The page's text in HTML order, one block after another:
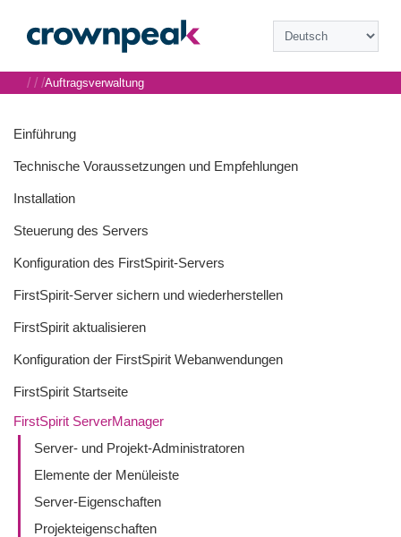
Einführung
Technische Voraussetzungen und Empfehlungen
Installation
Steuerung des Servers
Konfiguration des FirstSpirit-Servers
FirstSpirit-Server sichern und wiederherstellen
FirstSpirit aktualisieren
Konfiguration der FirstSpirit Webanwendungen
FirstSpirit Startseite
FirstSpirit ServerManager
Server- und Projekt-Administratoren
Elemente der Menüleiste
Server-Eigenschaften
Projekteigenschaften
/ / /Auftragsverwaltung